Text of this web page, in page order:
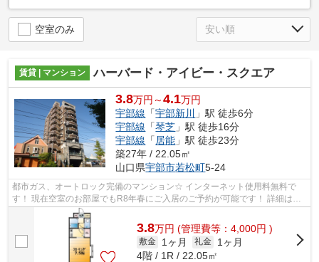
空室のみ
賃貸 | マンション ハーバード・アイビー・スクエア
3.8万円～4.1万円
宇部線 「宇部新川
」駅 徒歩6分
宇部線 「琴芝 」駅 徒歩16分
宇部線 「居能 」駅 徒歩23分
築27年 / 22.05㎡
山口県宇部市若松町5-24
都市ガス、オートロック完備のマンション☆ インターネット使用料無料で
す！ 現在空室のお部屋でもR8年春にご入居のご予約が可能です！ 詳細は和
幸不動産へお気軽にお問い合わせくださ...
3.8万円 (管理費等：4,000円 )
敷金 1ヶ月 礼金
1ヶ月
4階 / 1R / 22.05㎡